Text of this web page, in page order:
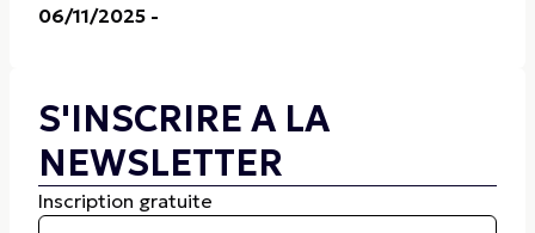
06/11/2025 -
S'INSCRIRE A LA
NEWSLETTER
Inscription gratuite